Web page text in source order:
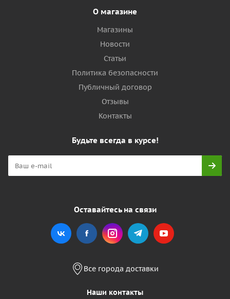
О магазине
Магазины
Новости
Статьи
Политика безопасности
Публичный договор
Отзывы
Контакты
Будьте всегда в курсе!
Оставайтесь на связи
Все города доставки
Наши контакты